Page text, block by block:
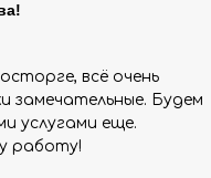
всё очень
замечательные. Будем
услугами еще.
работу!